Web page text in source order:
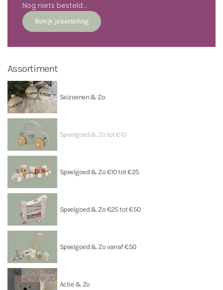
Nog niets besteld...
Assortiment
Seizoenen & Zo
Speelgoed & Zo tot €10
Speelgoed & Zo €10 tot €25
Speelgoed & Zo €25 tot €50
Speelgoed & Zo vanaf €50
Actie & Zo